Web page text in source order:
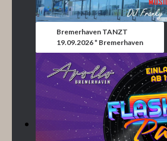
Bremerhaven TANZT
19.09.2026 * Bremerhaven